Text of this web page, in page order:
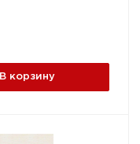
В корзину